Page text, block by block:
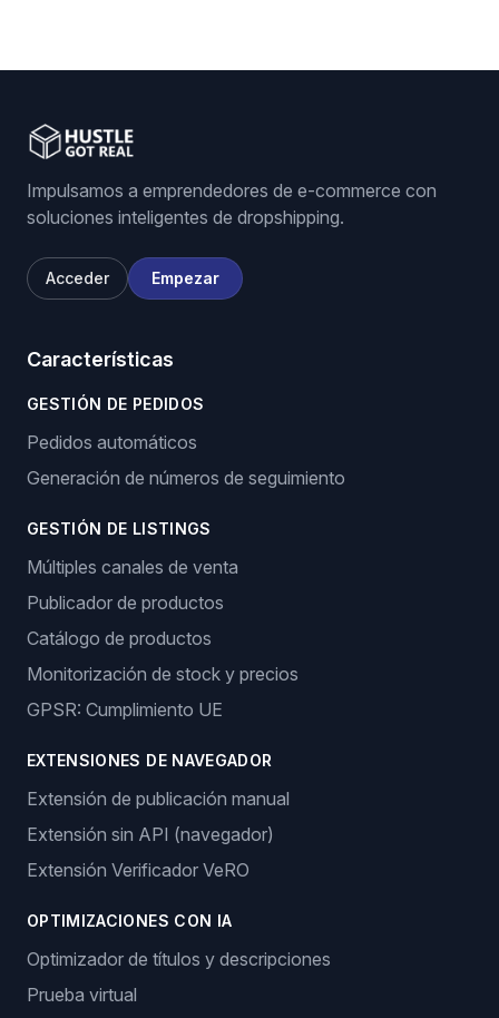
Impulsamos a emprendedores de e-commerce con
soluciones inteligentes de dropshipping.
Acceder Empezar
Características
GESTIÓN DE PEDIDOS
Pedidos automáticos
Generación de números de seguimiento
GESTIÓN DE LISTINGS
Múltiples canales de venta
Publicador de productos
Catálogo de productos
Monitorización de stock y precios
GPSR: Cumplimiento UE
EXTENSIONES DE NAVEGADOR
Extensión de publicación manual
Extensión sin API (navegador)
Extensión Verificador VeRO
OPTIMIZACIONES CON IA
Optimizador de títulos y descripciones
Prueba virtual